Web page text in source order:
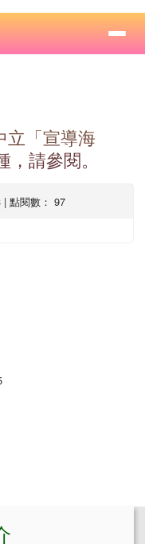
⏸
立「宣導海
請參閱。
| 點閱數： 97